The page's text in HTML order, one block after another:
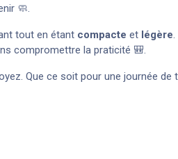
🧼.
tout en étant compacte et légère.
compromettre la praticité 🎒.
Que ce soit pour une journée de